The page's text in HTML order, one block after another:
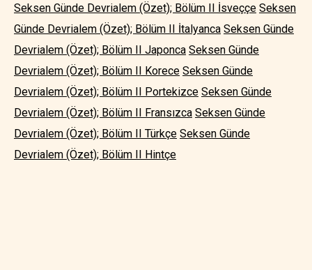
Seksen Günde Devrialem (Özet); Bölüm II İsveççe Seksen
Günde Devrialem (Özet); Bölüm II İtalyanca Seksen Günde
Devrialem (Özet); Bölüm II Japonca Seksen Günde
Devrialem (Özet); Bölüm II Korece Seksen Günde
Devrialem (Özet); Bölüm II Portekizce Seksen Günde
Devrialem (Özet); Bölüm II Fransızca Seksen Günde
Devrialem (Özet); Bölüm II Türkçe Seksen Günde
Devrialem (Özet); Bölüm II Hintçe